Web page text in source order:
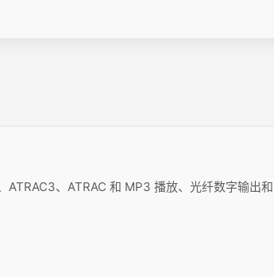
、ATRAC 和 MP3 播放、光纤数字输出